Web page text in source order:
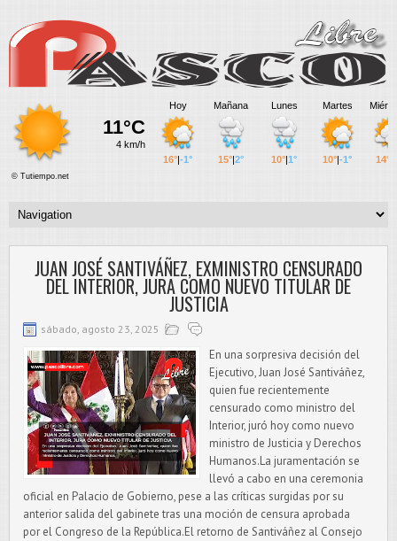
JUAN JOSÉ SANTIVÁÑEZ, EXMINISTRO CENSURADO
DEL INTERIOR, JURA COMO NUEVO TITULAR DE
JUSTICIA
sábado, agosto 23, 2025
En una sorpresiva decisión del
Ejecutivo, Juan José Santiváñez,
quien fue recientemente
censurado como ministro del
Interior, juró hoy como nuevo
ministro de Justicia y Derechos
Humanos.La juramentación se
llevó a cabo en una ceremonia
oficial en Palacio de Gobierno, pese a las críticas surgidas por su
anterior salida del gabinete tras una moción de censura aprobada
por el Congreso de la República.El retorno de Santiváñez al Consejo